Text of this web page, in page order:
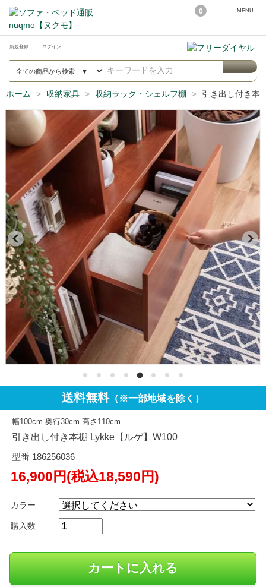
0 MENU
新規登録 ログイン
ホーム 収納家具 収納ラック・シェルフ棚 引き出し付き本
送料無料（※一部地域を除く）
幅100cm 奥行30cm 高さ110cm
引き出し付き本棚 Lykke【ルゲ】W100
型番 186256036
16,900円(税込18,590円)
カラー
購入数